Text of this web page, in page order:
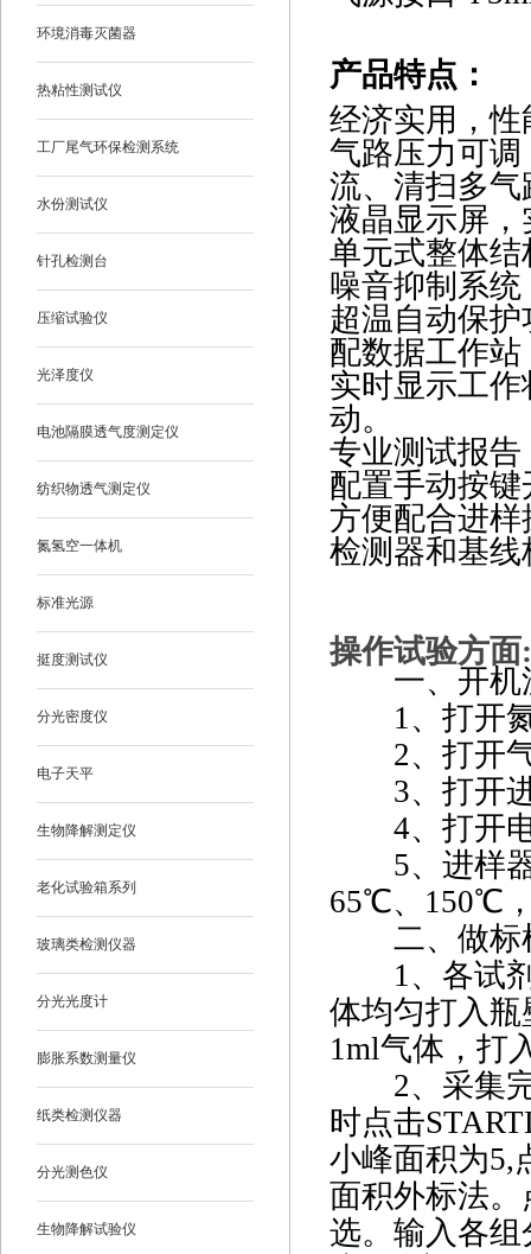
环境消毒灭菌器
热粘性测试仪
工厂尾气环保检测系统
水份测试仪
针孔检测台
压缩试验仪
光泽度仪
电池隔膜透气度测定仪
纺织物透气测定仪
氮氢空一体机
标准光源
挺度测试仪
分光密度仪
电子天平
生物降解测定仪
老化试验箱系列
玻璃类检测仪器
分光光度计
膨胀系数测量仪
纸类检测仪器
分光测色仪
生物降解试验仪
产品特点 ：
经济实用，
气路压力可
流、清扫多气
液晶显示屏
单元式整体
噪音抑制系
超温自动保
配数据工作
实时显示工
动。
专业测试报告
配置手动按
方便配合进样
检测器和基线
操作试验方面:
一、开机
1、打开
2、打开
3、打开
4、打开
5、进样
65℃、150℃
二、做标
1、各试
体均匀打入
1ml气体，打
2、采集
时点击
小峰面积为5,
面积外标法
选。输入各